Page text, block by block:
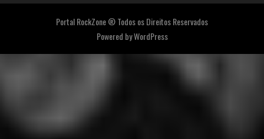
Portal RockZone ® Todos os Direitos Reservados
Powered byWordPress